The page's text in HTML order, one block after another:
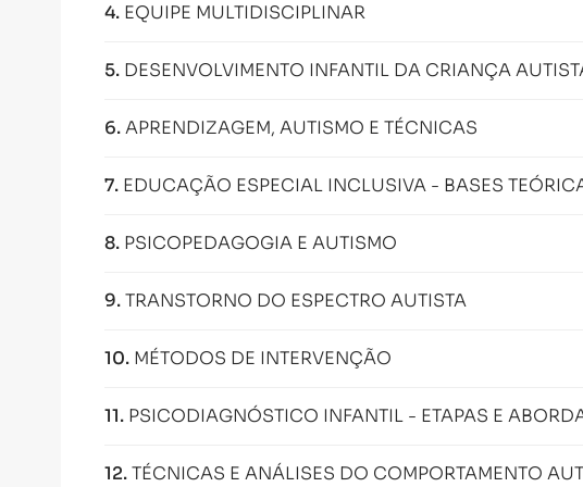
4. EQUIPE MULTIDISCIPLINAR
5. DESENVOLVIMENTO INFANTIL DA CRIANÇA
6.APRENDIZAGEM, AUTISMO E TÉCNICAS
7. EDUCAÇÃO ESPECIAL INCLUSIVA - BASES
8. PSICOPEDAGOGIA E AUTISMO
9.TRANSTORNO DO ESPECTRO AUTISTA
10. MÉTODOS DE INTERVENÇÃO
11. PSICODIAGNÓSTICO INFANTIL - ETAPAS E
12.TÉCNICAS E ANÁLISES DO COMPORTAMENTO